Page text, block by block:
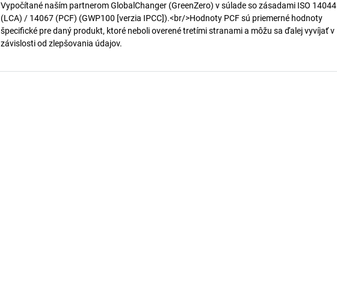
Vypočítané naším partnerom GlobalChanger (GreenZero) v súlade so zásadami ISO 14044
(LCA) / 14067 (PCF) (GWP100 [verzia IPCC]).<br/>Hodnoty PCF sú priemerné hodnoty
špecifické pre daný produkt, ktoré neboli overené tretími stranami a môžu sa ďalej vyvíjať v
závislosti od zlepšovania údajov.